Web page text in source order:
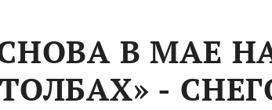
В МАЕ
-